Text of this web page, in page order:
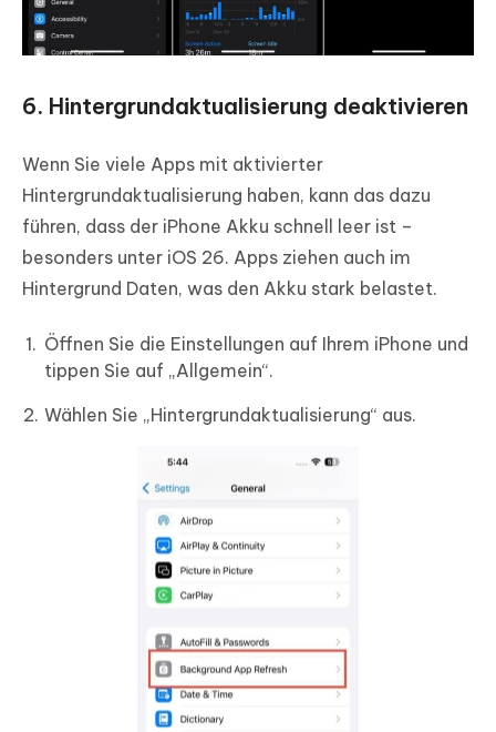
6. Hintergrundaktualisierung deaktivieren
Wenn Sie viele Apps mit aktivierter
Hintergrundaktualisierung haben, kann das dazu
führen, dass der iPhone Akku schnell leer ist –
besonders unter iOS 26. Apps ziehen auch im
Hintergrund Daten, was den Akku stark belastet.
Öffnen Sie die Einstellungen auf Ihrem iPhone und
tippen Sie auf „Allgemein“.
Wählen Sie „Hintergrundaktualisierung“ aus.